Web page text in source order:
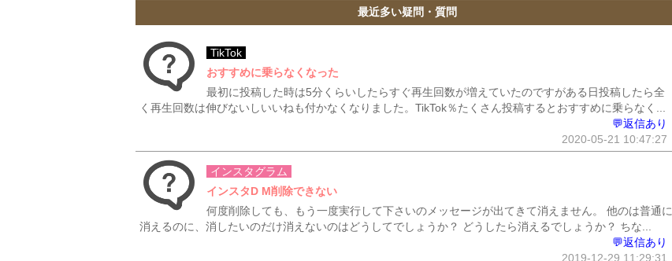
最近多い疑問・質問
TikTok
おすすめに乗らなくなった
最初に投稿した時は5分くらいしたらすぐ再生回数が増えていたのですがある日投稿したら全
く再生回数は伸びないしいいねも付かなくなりました。TikTok％たくさん投稿するとおすすめに乗らなく...
💬返信あり
2020-05-21 10:47:27
インスタグラム
インスタD M削除できない
何度削除しても、もう一度実行して下さいのメッセージが出てきて消えません。 他のは普通に
消えるのに、消したいのだけ消えないのはどうしてでしょうか？ どうしたら消えるでしょうか？ ちな...
💬返信あり
2019-12-29 11:29:31